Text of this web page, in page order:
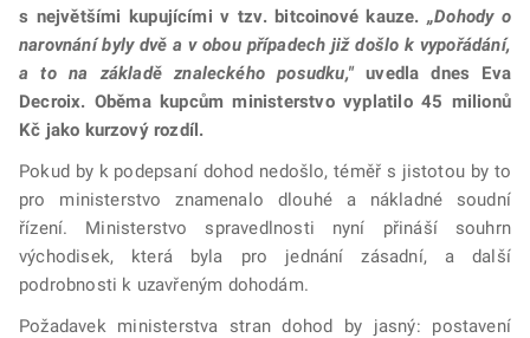
s největšími kupujícími v tzv. bitcoinové kauze.„Dohody o
narovnání byly dvě a v obou případech již došlo k vypořádání,
a to na základě znaleckého posudku,"uvedla dnes Eva
Decroix. Oběma kupcům ministerstvo vyplatilo 45 milionů
Kč jako kurzový rozdíl.
Pokud by k podepsaní dohod nedošlo, téměř s jistotou by to
pro ministerstvo znamenalo dlouhé a nákladné soudní
řízení. Ministerstvo spravedlnosti nyní přináší souhrn
východisek, která byla pro jednání zásadní, a další
podrobnosti k uzavřeným dohodám.
Požadavek ministerstva stran dohod by jasný: postavení